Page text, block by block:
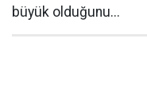
büyük olduğunu...